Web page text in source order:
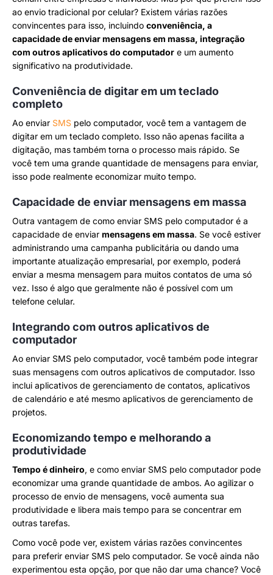
ao envio tradicional por celular? Existem várias razões
convincentes para isso, incluindo conveniência, a
capacidade de enviar mensagens em massa, integração
com outros aplicativos do computador e um aumento
significativo na produtividade.
Conveniência de digitar em um teclado
completo
Ao enviar SMS pelo computador, você tem a vantagem de
digitar em um teclado completo. Isso não apenas facilita a
digitação, mas também torna o processo mais rápido. Se
você tem uma grande quantidade de mensagens para enviar,
isso pode realmente economizar muito tempo.
Capacidade de enviar mensagens em massa
Outra vantagem de como enviar SMS pelo computador é a
capacidade de enviar mensagens em massa. Se você estiver
administrando uma campanha publicitária ou dando uma
importante atualização empresarial, por exemplo, poderá
enviar a mesma mensagem para muitos contatos de uma só
vez. Isso é algo que geralmente não é possível com um
telefone celular.
Integrando com outros aplicativos de
computador
Ao enviar SMS pelo computador, você também pode integrar
suas mensagens com outros aplicativos de computador. Isso
inclui aplicativos de gerenciamento de contatos, aplicativos
de calendário e até mesmo aplicativos de gerenciamento de
projetos.
Economizando tempo e melhorando a
produtividade
Tempo é dinheiro, e como enviar SMS pelo computador pode
economizar uma grande quantidade de ambos. Ao agilizar o
processo de envio de mensagens, você aumenta sua
produtividade e libera mais tempo para se concentrar em
outras tarefas.
Como você pode ver, existem várias razões convincentes
para preferir enviar SMS pelo computador. Se você ainda não
experimentou esta opção, por que não dar uma chance? Você